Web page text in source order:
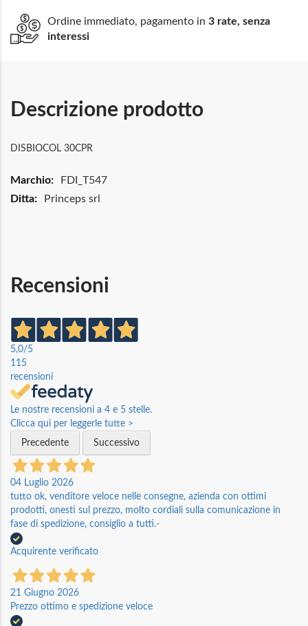
Ordine immediato, pagamento in 3 rate, senza
interessi
Descrizione prodotto
DISBIOCOL 30CPR
Maggiori
Informazioni
FDI_T547
Princeps srl
Recensioni
5,0/5
115
recensioni
Le nostre recensioni a 4 e 5 stelle.
Clicca qui per leggerle tutte >
Precedente
Successivo
04 Luglio 2026
tutto ok, venditore veloce nelle consegne, azienda con ottimi
prodotti, onesti sul prezzo, molto cordiali sulla comunicazione in
fase di spedizione, consiglio a tutti.-
Acquirente verificato
21 Giugno 2026
Prezzo ottimo e spedizione veloce